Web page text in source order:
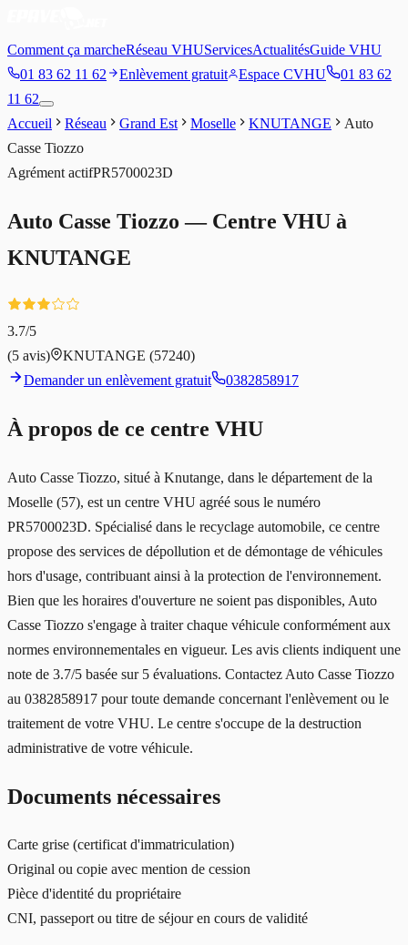
Comment ça marcheRéseau VHUServicesActualitésGuide VHU
01 83 62 11 62
Enlèvement gratuit Espace CVHU
01 83 62
11 62
Accueil
Réseau Grand Est Moselle KNUTANGE
Auto
Casse Tiozzo
Agrément actifPR5700023D
Auto Casse Tiozzo — Centre VHU à
KNUTANGE
3.7/5
(5 avis) KNUTANGE (57240)
Demander un enlèvement gratuit
0382858917
À propos de ce centre VHU
Auto Casse Tiozzo, situé à Knutange, dans le département de la
Moselle (57), est un centre VHU agréé sous le numéro
PR5700023D. Spécialisé dans le recyclage automobile, ce centre
propose des services de dépollution et de démontage de véhicules
hors d'usage, contribuant ainsi à la protection de l'environnement.
Bien que les horaires d'ouverture ne soient pas disponibles, Auto
Casse Tiozzo s'engage à traiter chaque véhicule conformément aux
normes environnementales en vigueur. Les avis clients indiquent une
note de 3.7/5 basée sur 5 évaluations. Contactez Auto Casse Tiozzo
au 0382858917 pour toute demande concernant l'enlèvement ou le
traitement de votre VHU. Le centre s'occupe de la destruction
administrative de votre véhicule.
Documents nécessaires
Carte grise (certificat d'immatriculation)
Original ou copie avec mention de cession
Pièce d'identité du propriétaire
CNI, passeport ou titre de séjour en cours de validité